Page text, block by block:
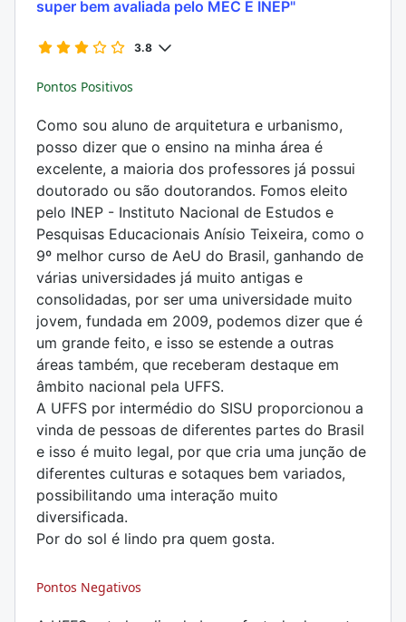
super bem avaliada pelo MEC E INEP"
3.8
Pontos Positivos
Como sou aluno de arquitetura e urbanismo,
posso dizer que o ensino na minha área é
excelente, a maioria dos professores já possui
doutorado ou são doutorandos. Fomos eleito
pelo INEP - Instituto Nacional de Estudos e
Pesquisas Educacionais Anísio Teixeira, como o
9º melhor curso de AeU do Brasil, ganhando de
várias universidades já muito antigas e
consolidadas, por ser uma universidade muito
jovem, fundada em 2009, podemos dizer que é
um grande feito, e isso se estende a outras
áreas também, que receberam destaque em
âmbito nacional pela UFFS.
A UFFS por intermédio do SISU proporcionou a
vinda de pessoas de diferentes partes do Brasil
e isso é muito legal, por que cria uma junção de
diferentes culturas e sotaques bem variados,
possibilitando uma interação muito
diversificada.
Por do sol é lindo pra quem gosta.
Pontos Negativos